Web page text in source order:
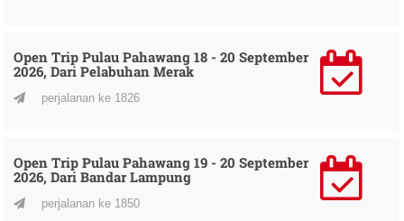
Open Trip Pulau Pahawang 18 - 20 September
2026, Dari Pelabuhan Merak
perjalanan ke 1826
Open Trip Pulau Pahawang 19 - 20 September
2026, Dari Bandar Lampung
perjalanan ke 1850